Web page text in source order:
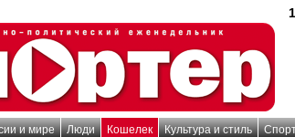
и мире Люди Кошелек Культура и стиль